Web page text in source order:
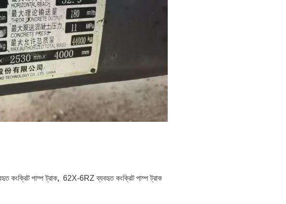
কংক্রিট পাম্প ট্রাক, 62X-6RZ ব্যবহৃত কংক্রিট পাম্প ট্রাক